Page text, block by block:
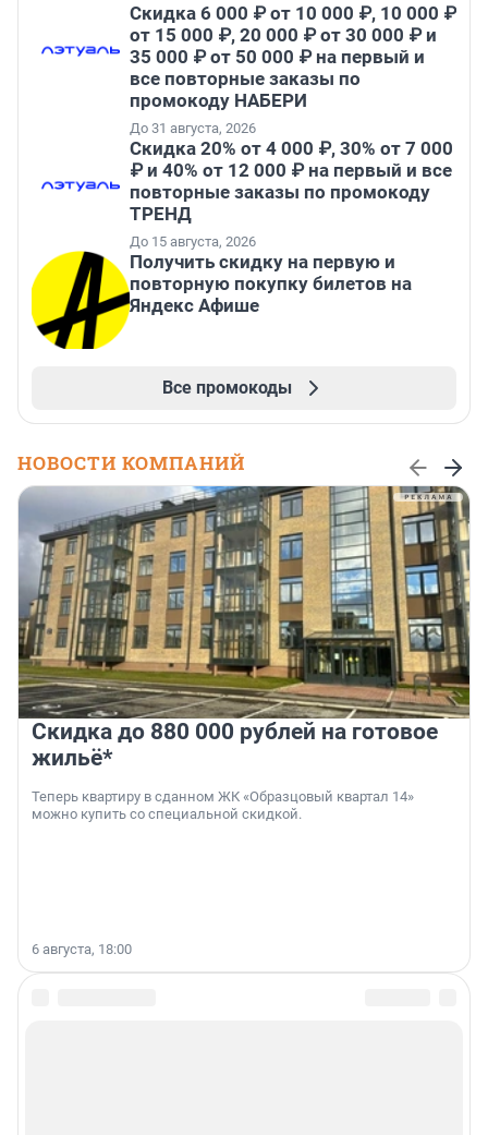
Скидка 6 000 ₽ от 10 000 ₽, 10 000 ₽
от 15 000 ₽, 20 000 ₽ от 30 000 ₽ и
35 000 ₽ от 50 000 ₽ на первый и
все повторные заказы по
промокоду НАБЕРИ
До 31 августа, 2026
Скидка 20% от 4 000 ₽, 30% от 7 000
₽ и 40% от 12 000 ₽ на первый и все
повторные заказы по промокоду
ТРЕНД
До 15 августа, 2026
Получить скидку на первую и
повторную покупку билетов на
Яндекс Афише
Все промокоды
НОВОСТИ КОМПАНИЙ
Скидка до 880 000 рублей на готовое
жильё*
Теперь квартиру в сданном ЖК «Образцовый квартал 14»
можно купить со специальной скидкой.
6 августа, 18:00